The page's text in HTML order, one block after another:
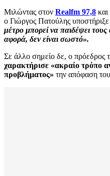
Μιλώντας στον Realfm 97,8
ο Γιώργος Πατούλης υποστήριξε
μέτρο μπορεί να παιδέψει
αφορά, δεν είναι σωστό».
Σε άλλο σημείο δε, ο πρόεδρος
χαρακτήρισε «ακραίο τρόπο
προβλήματος» την απόφαση